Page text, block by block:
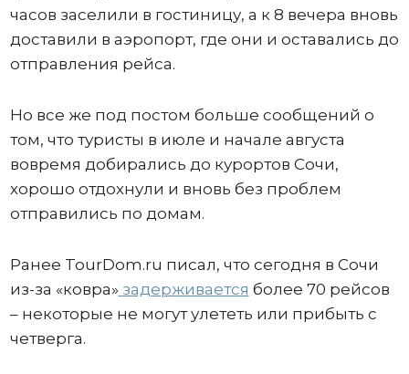
часов заселили в гостиницу, а к 8 вечера вновь
доставили в аэропорт, где они и оставались до
отправления рейса.
Но все же под постом больше сообщений о
том, что туристы в июле и начале августа
вовремя добирались до курортов Сочи,
хорошо отдохнули и вновь без проблем
отправились по домам.
Ранее TourDom.ru писал, что сегодня в Сочи
из-за «ковра» задерживается более 70 рейсов
– некоторые не могут улететь или прибыть с
четверга.